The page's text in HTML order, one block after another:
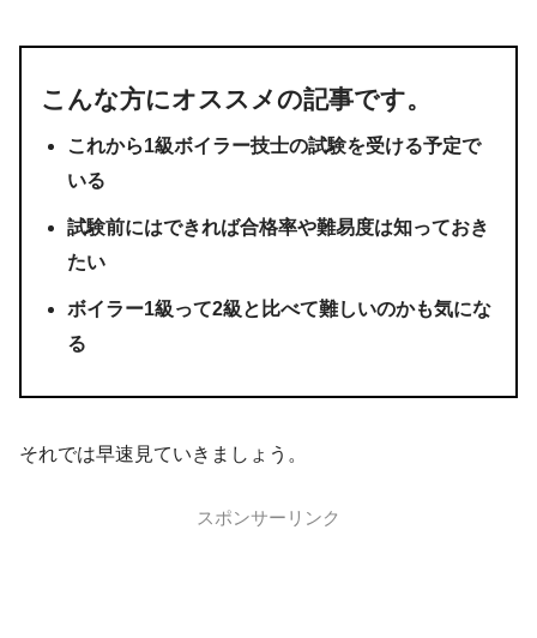
こんな方にオススメの記事です。
これから1級ボイラー技士の試験を受ける予定で
いる
試験前にはできれば合格率や難易度は知っておき
たい
ボイラー1級って2級と比べて難しいのかも気にな
る
それでは早速見ていきましょう。
スポンサーリンク